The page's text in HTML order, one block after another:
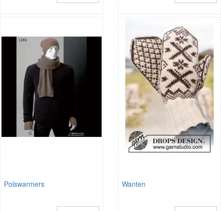
Polswarmers Wanten